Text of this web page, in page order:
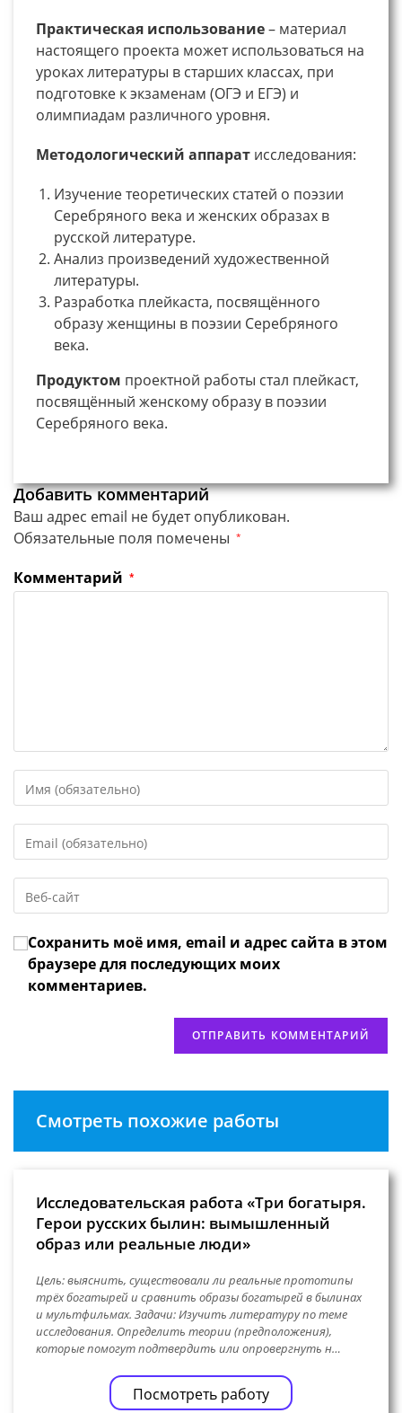
Практическая использование– материал
настоящего проекта может использоваться на
уроках литературы в старших классах, при
подготовке к экзаменам (ОГЭ и ЕГЭ) и
олимпиадам различного уровня.
Методологический аппарат исследования:
Изучение теоретических статей о поэзии
Серебряного века и женских образах в
русской литературе.
Анализ произведений художественной
литературы.
Разработка плейкаста, посвящённого
образу женщины в поэзии Серебряного
века.
Продуктом проектной работы стал плейкаст,
посвящённый женскому образу в поэзии
Серебряного века.
Добавить комментарий
Ваш адрес email не будет опубликован.
Обязательные поля помечены *
Комментарий *
свое
или
имя
чтобы
прокомментировать
свой
адрес,
чтобы
URL
веб-
сайта
(необязательно)
Сохранить моё имя, email и адрес сайта в этом
браузере для последующих моих
комментариев.
Смотреть похожие работы
Исследовательская работа «Три богатыря.
Герои русских былин: вымышленный
образ или реальные люди»
Цель: выяснить, существовали ли реальные прототипы
трёх богатырей и сравнить образы богатырей в былинах
и мультфильмах. Задачи: Изучить литературу по теме
исследования. Определить теории (предположения),
которые помогут подтвердить или опровергнуть н…
Посмотреть работу